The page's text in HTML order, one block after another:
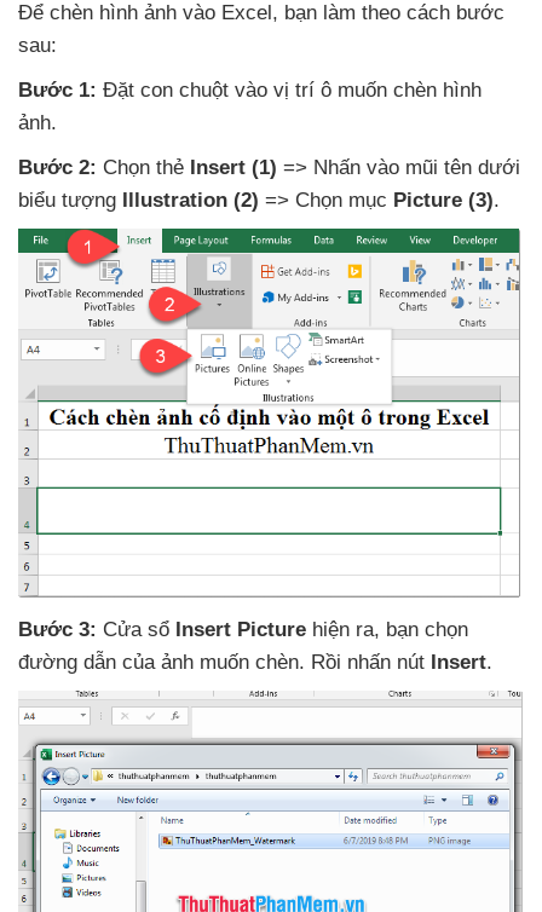
Để chèn hình ảnh vào Excel , bạn làm theo cách bước
sau:
Bước 1: Đặt con chuột vào vị trí ô muốn chèn hình
ảnh.
Bước 2: Chọn thẻ Insert (1) => Nhấn vào mũi tên dưới
biểu tượng
Illustration (2) => Chọn mục Picture (3).
Bước 3: Cửa sổ Insert Picture hiện ra, bạn chọn
đường dẫn của ảnh muốn chèn. Rồi nhấn nút Insert.